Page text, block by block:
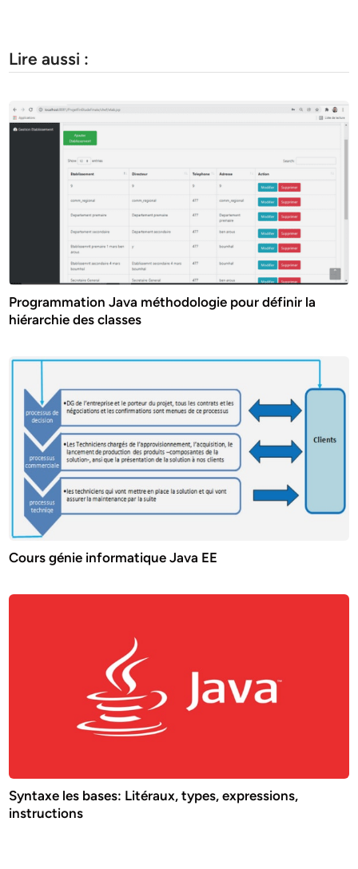
Lire aussi :
Programmation Java méthodologie pour définir la
hiérarchie des classes
Cours génie informatique Java EE
Syntaxe les bases: Litéraux, types, expressions,
instructions